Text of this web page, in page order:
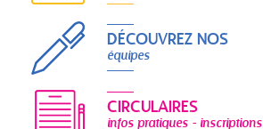
DÉCOUVREZ NOS
équipes
CIRCULAIRES
infos pratiques - inscriptions